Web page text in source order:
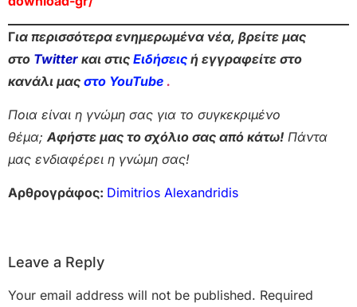
Για περισσότερα ενημερωμένα νέα, βρείτε μας
στο Twitter και στις Ειδήσεις ή εγγραφείτε στο
κανάλι μας στο YouTube .
Ποια είναι η γνώμη σας για το συγκεκριμένο
θέμα;Αφήστε μας το σχόλιο σας από κάτω! Πάντα
μας ενδιαφέρει η γνώμη σας!
Αρθρογράφος: Dimitrios Alexandridis
Leave a Reply
Your email address will not be published. Required